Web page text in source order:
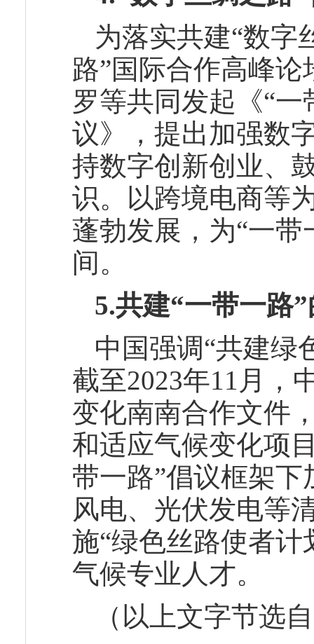
为落实共建“数字
路”国际合作高峰
罗等共同发起《“
议》，提出加强数
持数字创新创业、
识。以跨境电商等
蓬勃发展，为“一
间。
5.共建“一带一路
中国强调“共建绿
截至2023年11月，
变化南南合作文件
和适应气候变化项
带一路”倡议框架
风电、光伏发电等
施“绿色丝路使者计
气候专业人才。
（以上文字节选